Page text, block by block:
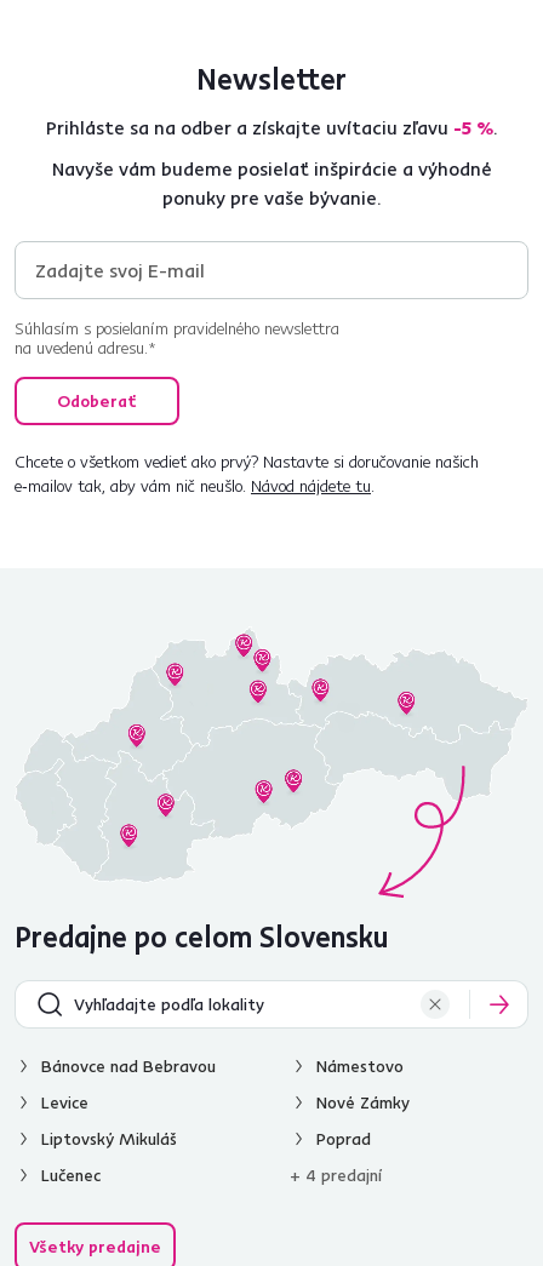
Newsletter
Prihláste sa na odber a získajte uvítaciu zľavu -5 %.
Navyše vám budeme posielať inšpirácie a výhodné
ponuky pre vaše bývanie.
Súhlasím s posielaním pravidelného newslettra
na uvedenú adresu.*
Odoberať
Chcete o všetkom vedieť ako prvý? Nastavte si doručovanie našich
e‑mailov tak, aby vám nič neušlo. Návod nájdete tu
Predajne po celom Slovensku
Bánovce nad Bebravou
Levice
Liptovský Mikuláš
Lučenec
Námestovo
Nové Zámky
Poprad
+ 4 predajní
Všetky predajne